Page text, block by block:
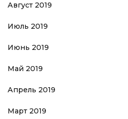
Август 2019
Июль 2019
Июнь 2019
Май 2019
Апрель 2019
Март 2019